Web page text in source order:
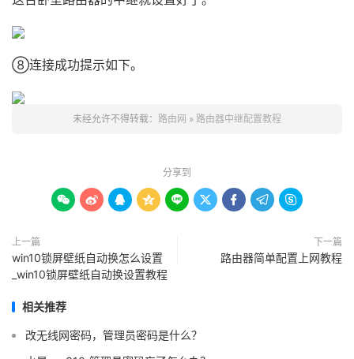
⑧连接成功提示如下。
未经允许不得转载： 路由网 » 路由器中继配置教程
分享到
        
上一篇
win10锁屏壁纸自动换怎么设置
_win10锁屏壁纸自动换设置教程
下一篇
路由器简单配置上网教程
相关推荐
改无线网密码，管理员密码是什么？